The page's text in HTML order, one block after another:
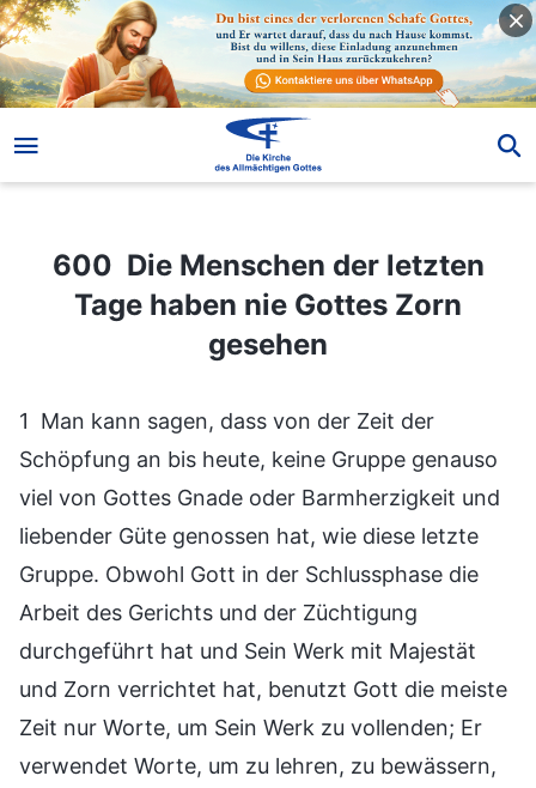
600 Die Menschen der letzten
Tage haben nie Gottes Zorn
gesehen
1 Man kann sagen, dass von der Zeit der
Schöpfung an bis heute, keine Gruppe genauso
viel von Gottes Gnade oder Barmherzigkeit und
liebender Güte genossen hat, wie diese letzte
Gruppe. Obwohl Gott in der Schlussphase die
Arbeit des Gerichts und der Züchtigung
durchgeführt hat und Sein Werk mit Majestät
und Zorn verrichtet hat, benutzt Gott die meiste
Zeit nur Worte, um Sein Werk zu vollenden; Er
verwendet Worte, um zu lehren, zu bewässern,